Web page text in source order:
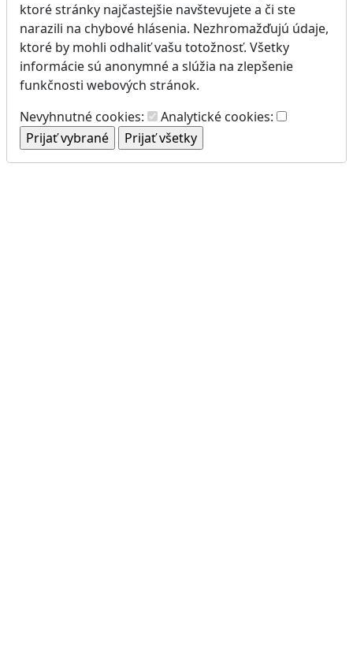
ktoré stránky najčastejšie navštevujete a či ste
narazili na chybové hlásenia. Nezhromažďujú údaje,
ktoré by mohli odhaliť vašu totožnosť. Všetky
informácie sú anonymné a slúžia na zlepšenie
funkčnosti webových stránok.
Nevyhnutné cookies:
Analytické cookies: